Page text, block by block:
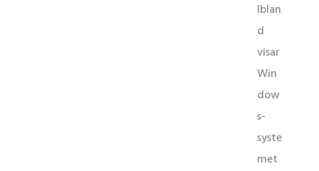
Iblan
d
visar
Win
dow
s-
syste
met